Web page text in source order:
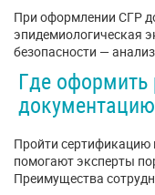
При оформлении СГР
эпидемиологическая
безопасности —
Где
Пройти
помогают эксперты
Преимущества